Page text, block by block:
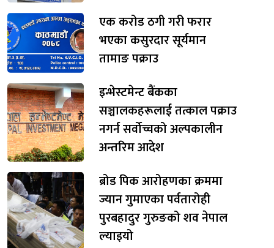
एक करोड ठगी गरी फरार
भएका कसुरदार सूर्यमान
तामाङ पक्राउ
इन्भेस्टमेन्ट बैंकका
सञ्चालकहरूलाई तत्काल पक्राउ
नगर्न सर्वोच्चको अल्पकालीन
अन्तरिम आदेश
ब्रोड पिक आरोहणका क्रममा
ज्यान गुमाएका पर्वतारोही
पुरबहादुर गुरुङको शव नेपाल
ल्याइयो